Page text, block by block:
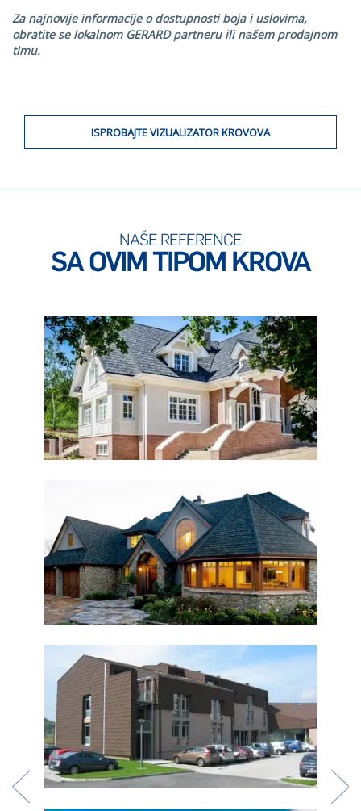
Za najnovije informacije o dostupnosti boja i uslovima,
obratite se lokalnom GERARD partneru ili našem prodajnom
timu.
ISPROBAJTE VIZUALIZATOR KROVOVA
NAŠE REFERENCE
SA OVIM TIPOM KROVA